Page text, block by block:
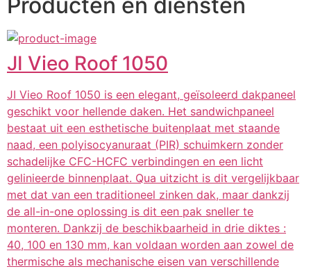
JI Vieo Roof 1050
JI Vieo Roof 1050 is een elegant, geïsoleerd dakpaneel
geschikt voor hellende daken. Het sandwichpaneel
bestaat uit een esthetische buitenplaat met staande
naad, een polyisocyanuraat (PIR) schuimkern zonder
schadelijke CFC-HCFC verbindingen en een licht
gelinieerde binnenplaat. Qua uitzicht is dit vergelijkbaar
met dat van een traditioneel zinken dak, maar dankzij
de all-in-one oplossing is dit een pak sneller te
monteren. Dankzij de beschikbaarheid in drie diktes :
40, 100 en 130 mm, kan voldaan worden aan zowel de
thermische als mechanische eisen van verschillende